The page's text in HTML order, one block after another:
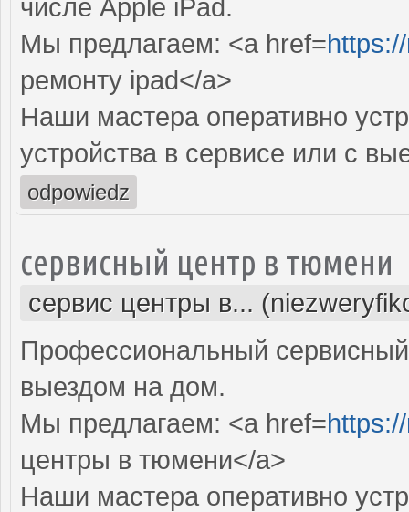
числе Apple iPad.
Мы предлагаем: <a href=
ремонту ipad</a>
Наши мастера оперативно
устройства в сервисе или с
odpowiedz
сервисный центр в тюмени
сервис центры в...
Профессиональный
выездом на дом.
Мы предлагаем: <a href=
центры в тюмени</a>
Наши мастера оперативно